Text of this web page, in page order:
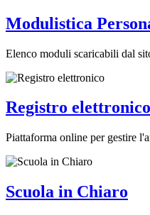
Modulistica
Elenco moduli scaricabili dal
Registro elettronico
Piattaforma online per gestire
Scuola in Chiaro